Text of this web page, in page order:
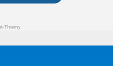
Thierny